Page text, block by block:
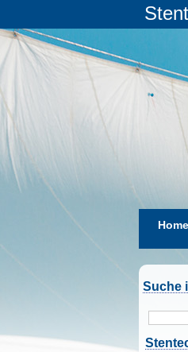
Home
Suche